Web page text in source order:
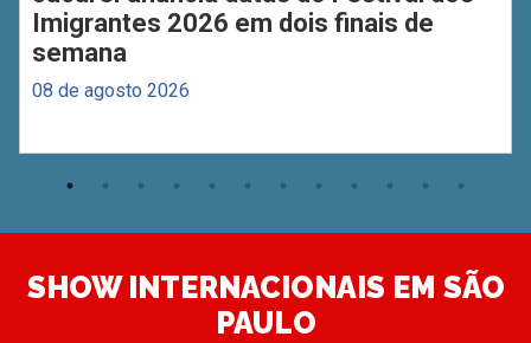
Imigrantes 2026 em dois finais de
semana
08 de agosto 2026
SHOW INTERNACIONAIS EM SÃO
PAULO